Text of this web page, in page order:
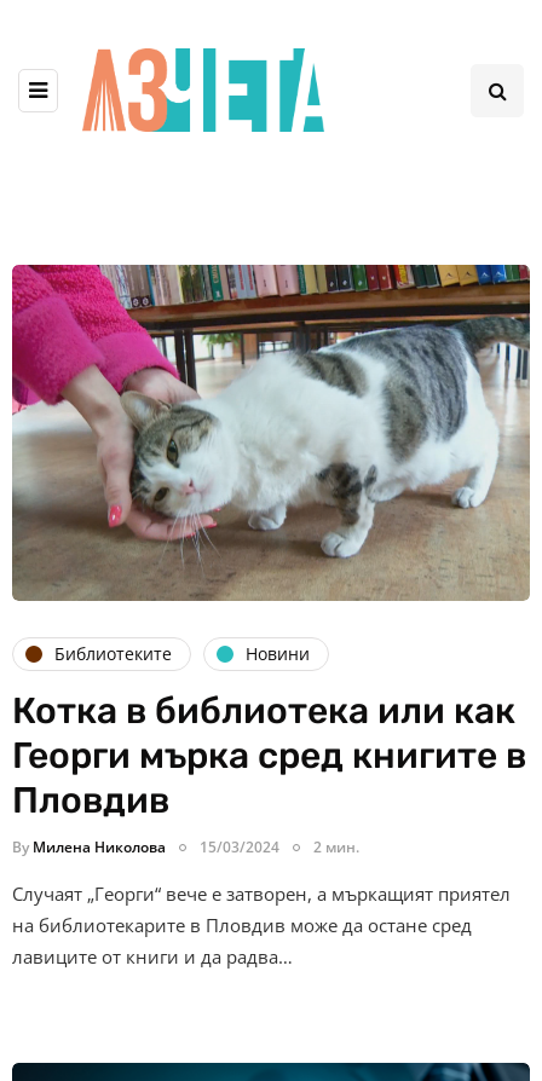
Библиотеките Новини
Котка в библиотека или как
Георги мърка сред книгите в
Пловдив
By Милена Николова 15/03/2024 2 мин.
Случаят „Георги“ вече е затворен, а мъркащият приятел
на библиотекарите в Пловдив може да остане сред
лавиците от книги и да радва…